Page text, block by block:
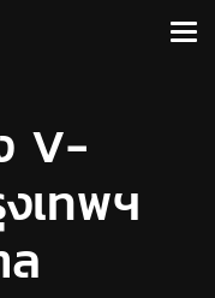
V-
เทพฯ